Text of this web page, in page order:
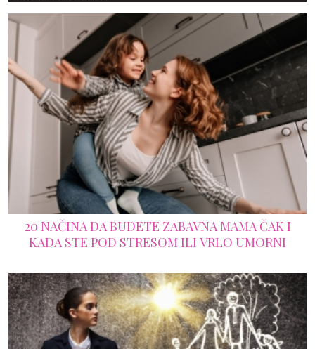
20 NAČINA DA BUDETE ZABAVNA MAMA ČAK I
KADA STE POD STRESOM ILI VRLO UMORNI